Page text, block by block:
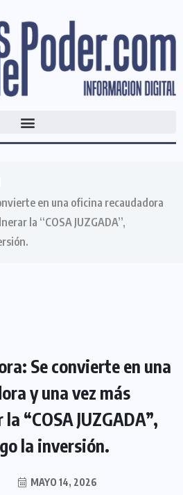
en una oficina recaudadora
la “COSA JUZGADA”,
Se convierte en una
y una vez más
“COSA JUZGADA”,
la inversión.
MAYO 14, 2026